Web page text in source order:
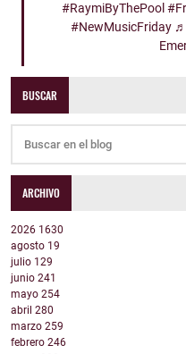
#RaymiByThePool
#NewMusicFriday ♬
BUSCAR
ARCHIVO
2026 1630
agosto 19
julio 129
junio 241
mayo 254
abril 280
marzo 259
febrero 246